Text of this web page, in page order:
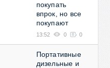
покупать
впрок, но все
покупают
13:52 0 0
Портативные
дизельные и